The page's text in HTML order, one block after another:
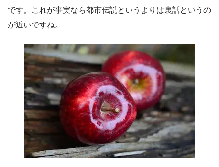
です。これが事実なら都市伝説というよりは裏話というの
が近いですね。